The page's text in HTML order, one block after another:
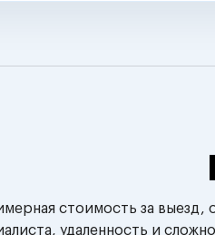
стоимость за
удаленность и